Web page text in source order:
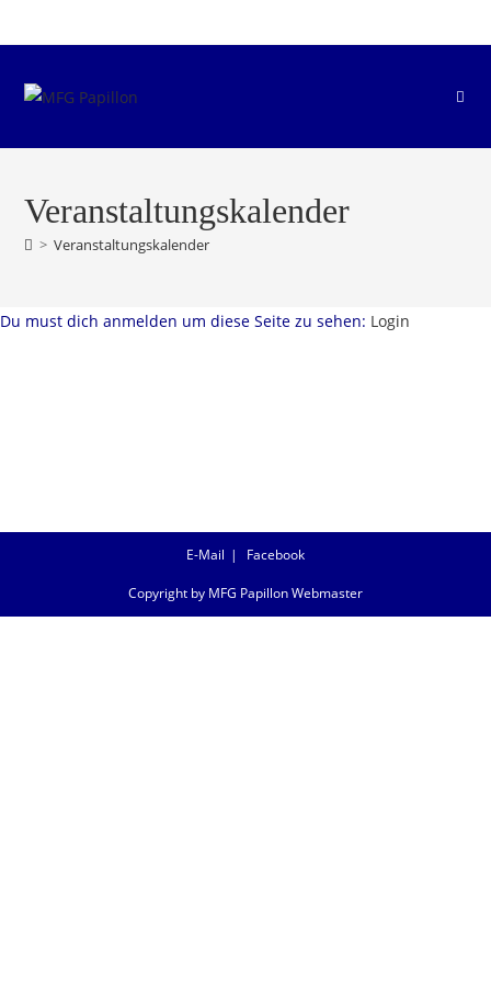
Inhalt
Veranstaltungskalender
> Veranstaltungskalender
Du must dich anmelden um diese Seite zu sehen: Login
E-Mail Facebook
Copyright by MFG Papillon Webmaster